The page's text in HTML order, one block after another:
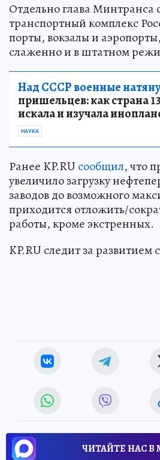
Отдельно глава Минтранса
транспортный комплекс
порты, вокзалы и
слаженно и в штатном
Над СССР военные
пришельцев: как страна
искала и изучала
НАУКА
Ранее KP.RU сообщил, что
увеличило загрузку
заводов до возможного
приходится отложить/
работы, кроме экстренных.
KP.RU следит за развитием
ЧИТАЙТЕ НАС В